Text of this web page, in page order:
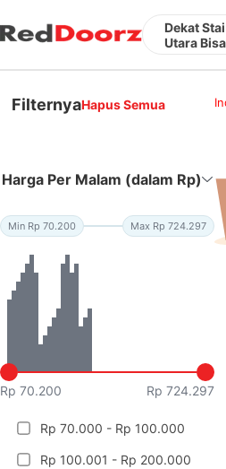
Dekat
Utara
FilternyaHapus Semua
Harga Per Malam (dalam Rp)
Min Rp 70.200 Max Rp 724.297
Rp 70.200 Rp 724.297
Rp 70.000 - Rp 100.000
Rp 100.001 - Rp 200.000